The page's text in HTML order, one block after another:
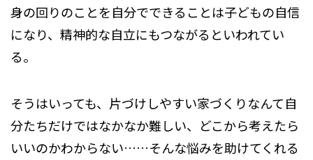
身の回りのことを自分でできることは子どもの自信
になり、精神的な自立にもつながるといわれてい
る。
そうはいっても、片づけしやすい家づくりなんて自
分たちだけではなかなか難しい、どこから考えたら
いいのかわからない……そんな悩みを助けてくれる